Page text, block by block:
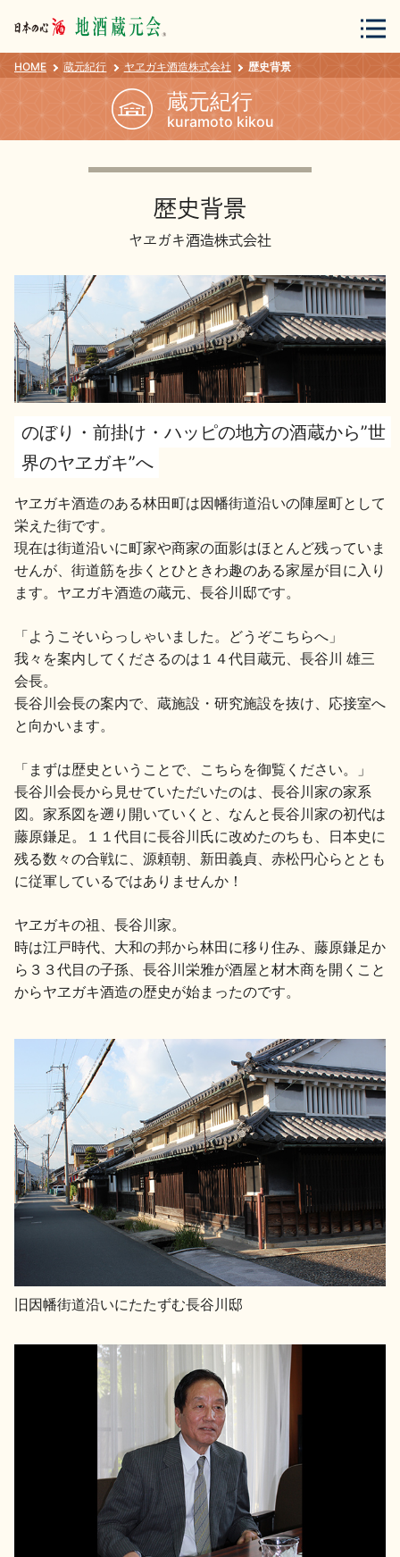
会員登録 ログイン
蔵元紀行 地酒カタログ
地酒用語集
お楽しみコンテンツ
歳時記
地酒川柳 地酒小説
日本酒の楽しみ方特集
地酒・イベント情報
イベント情報TOP 新商品・おすすめ商品
イベント情報
地酒蔵元会WEB展示会 地酒蔵元会利酒会
HOME 蔵元紀行 ヤヱガキ酒造株式会社 歴史背景
蔵元紀行
kuramoto kikou
歴史背景
ヤヱガキ酒造株式会社
のぼり・前掛け・ハッピの地方の酒蔵から”世
界のヤヱガキ”へ
ヤヱガキ酒造のある林田町は因幡街道沿いの陣屋町として
栄えた街です。
現在は街道沿いに町家や商家の面影はほとんど残っていま
せんが、街道筋を歩くとひときわ趣のある家屋が目に入り
ます。ヤヱガキ酒造の蔵元、長谷川邸です。
「ようこそいらっしゃいました。どうぞこちらへ」
我々を案内してくださるのは１４代目蔵元、長谷川 雄三
会長。
長谷川会長の案内で、蔵施設・研究施設を抜け、応接室へ
と向かいます。
「まずは歴史ということで、こちらを御覧ください。」
長谷川会長から見せていただいたのは、長谷川家の家系
図。家系図を遡り開いていくと、なんと長谷川家の初代は
藤原鎌足。１１代目に長谷川氏に改めたのちも、日本史に
残る数々の合戦に、源頼朝、新田義貞、赤松円心らととも
に従軍しているではありませんか！
ヤヱガキの祖、長谷川家。
時は江戸時代、大和の邦から林田に移り住み、藤原鎌足か
ら３３代目の子孫、長谷川栄雅が酒屋と材木商を開くこと
からヤヱガキ酒造の歴史が始まったのです。
旧因幡街道沿いにたたずむ長谷川邸